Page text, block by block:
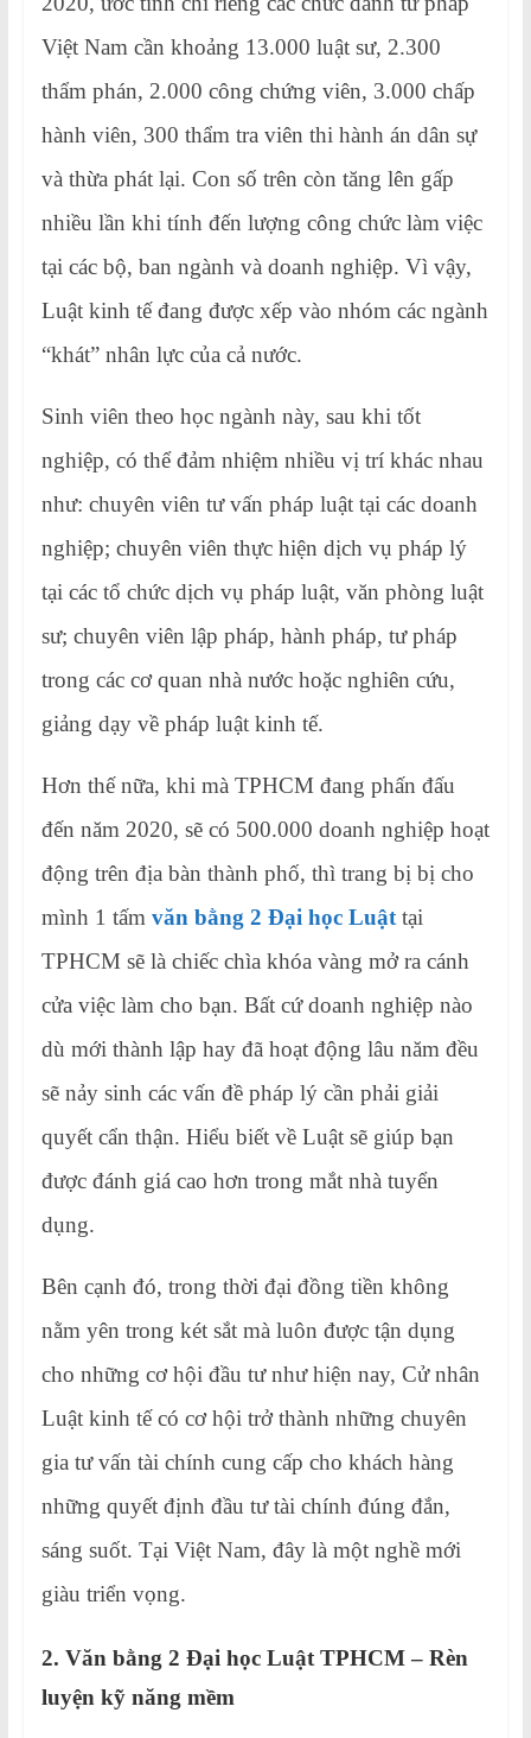
Việt Nam cần khoảng 13.000 luật sư, 2.300
thẩm phán, 2.000 công chứng viên, 3.000 chấp
hành viên, 300 thẩm tra viên thi hành án dân sự
và thừa phát lại. Con số trên còn tăng lên gấp
nhiều lần khi tính đến lượng công chức làm việc
tại các bộ, ban ngành và doanh nghiệp. Vì vậy,
Luật kinh tế đang được xếp vào nhóm các ngành
“khát” nhân lực của cả nước.
Sinh viên theo học ngành này, sau khi tốt
nghiệp, có thể đảm nhiệm nhiều vị trí khác nhau
như: chuyên viên tư vấn pháp luật tại các doanh
nghiệp; chuyên viên thực hiện dịch vụ pháp lý
tại các tổ chức dịch vụ pháp luật, văn phòng luật
sư; chuyên viên lập pháp, hành pháp, tư pháp
trong các cơ quan nhà nước hoặc nghiên cứu,
giảng dạy về pháp luật kinh tế.
Hơn thế nữa, khi mà TPHCM đang phấn đấu
đến năm 2020, sẽ có 500.000 doanh nghiệp hoạt
động trên địa bàn thành phố, thì trang bị bị cho
mình 1 tấm văn bằng 2 Đại học Luậttại
TPHCM sẽ là chiếc chìa khóa vàng mở ra cánh
cửa việc làm cho bạn. Bất cứ doanh nghiệp nào
dù mới thành lập hay đã hoạt động lâu năm đều
sẽ nảy sinh các vấn đề pháp lý cần phải giải
quyết cẩn thận. Hiểu biết về Luật sẽ giúp bạn
được đánh giá cao hơn trong mắt nhà tuyển
dụng.
Bên cạnh đó, trong thời đại đồng tiền không
nằm yên trong két sắt mà luôn được tận dụng
cho những cơ hội đầu tư như hiện nay, Cử nhân
Luật kinh tế có cơ hội trở thành những chuyên
gia tư vấn tài chính cung cấp cho khách hàng
những quyết định đầu tư tài chính đúng đắn,
sáng suốt. Tại Việt Nam, đây là một nghề mới
giàu triển vọng.
2. Văn bằng 2 Đại học Luật TPHCM – Rèn
luyện kỹ năng mềm